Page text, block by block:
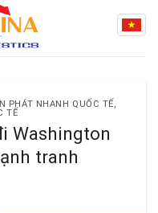
PHÁT NHANH QUỐC TẾ,
TẾ
Washington
tranh